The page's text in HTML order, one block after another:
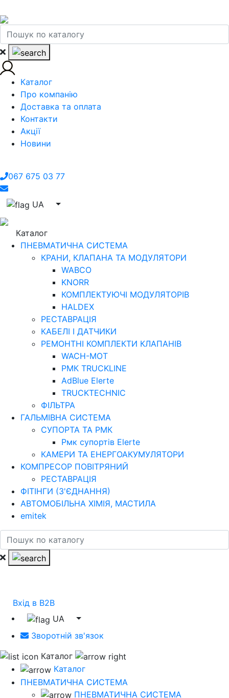
Каталог
Про компанію
Доставка та оплата
Контакти
Акції
Новини
067 675 03 77
UA
Каталог
ПНЕВМАТИЧНА СИСТЕМА
КРАНИ, КЛАПАНА ТА МОДУЛЯТОРИ
WABCO
KNORR
КОМПЛЕКТУЮЧІ МОДУЛЯТОРІВ
HALDEX
РЕСТАВРАЦІЯ
КАБЕЛІ І ДАТЧИКИ
РЕМОНТНІ КОМПЛЕКТИ КЛАПАНІВ
WACH-MOT
РМК TRUCKLINE
AdBlue Elerte
TRUCKTECHNIC
ФІЛЬТРА
ГАЛЬМІВНА СИСТЕМА
СУПОРТА ТА РМК
Рмк cупортів Elerte
КАМЕРИ ТА ЕНЕРГОАКУМУЛЯТОРИ
КОМПРЕСОР ПОВІТРЯНИЙ
РЕСТАВРАЦІЯ
ФІТІНГИ (З'ЄДНАННЯ)
АВТОМОБІЛЬНА ХІМІЯ, МАСТИЛА
emitek
Вхід в B2B
UA
Зворотній зв'язок
Каталог
Каталог
ПНЕВМАТИЧНА СИСТЕМА
ПНЕВМАТИЧНА СИСТЕМА